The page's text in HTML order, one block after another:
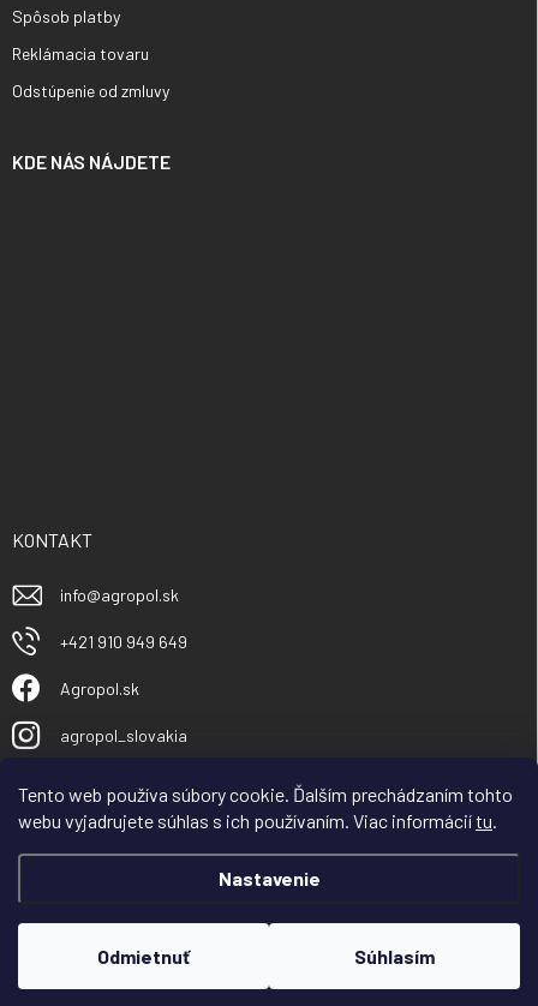
Tento web používa súbory cookie. Ďalším prechádzaním tohto
webu vyjadrujete súhlas s ich používaním. Viac informáciítu.
Nastavenie
Odmietnuť Súhlasím
Spôsob platby
Reklámacia tovaru
Odstúpenie od zmluvy
KDE NÁS NÁJDETE
KONTAKT
info@agropol.sk
+421 910 949 649
Agropol.sk
agropol_slovakia
Vytvoril Shoptet
Copyright 2026